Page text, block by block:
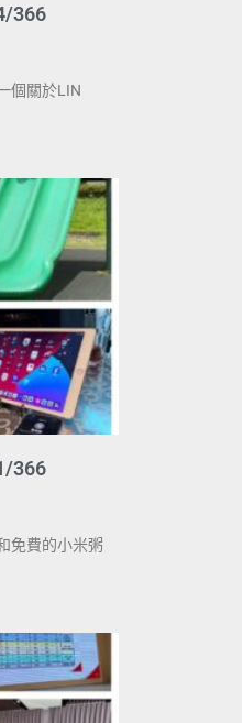
366
個關於LIN
366
免費的小米粥